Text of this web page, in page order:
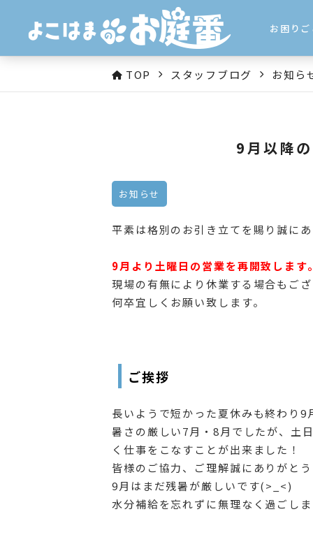
お困り
TOP スタッフブログ お知ら
9月以降
お知らせ
平素は格別のお引き立てを賜り誠に
9月より土曜日の営業を再開致します
現場の有無により休業する場合もご
何卒宜しくお願い致します。
ご挨拶
長いようで短かった夏休みも終わり9
暑さの厳しい7月・8月でしたが、土
く仕事をこなすことが出来ました！
皆様のご協力、ご理解誠にありがと
9月はまだ残暑が厳しいです(>_<)
水分補給を忘れずに無理なく過ごし